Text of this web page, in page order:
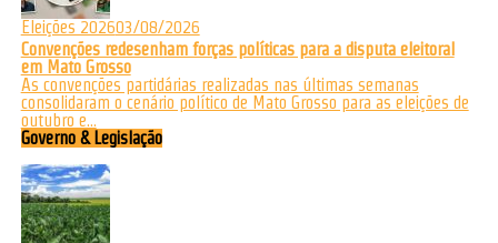
Eleições 202603/08/2026
Convenções redesenham forças políticas para a disputa eleitoral
em Mato Grosso
As convenções partidárias realizadas nas últimas semanas
consolidaram o cenário político de Mato Grosso para as eleições de
outubro e...
Governo & Legislação